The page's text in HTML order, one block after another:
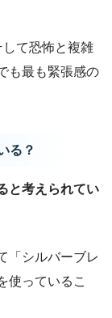
て恐怖と複雑
も最も緊張感の
る？
と考えられてい
「シルバーブレ
使っているこ